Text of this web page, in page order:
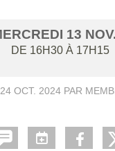
13 NOV.
DE 16H30 À 17H15
24 OCT. 2024 PAR